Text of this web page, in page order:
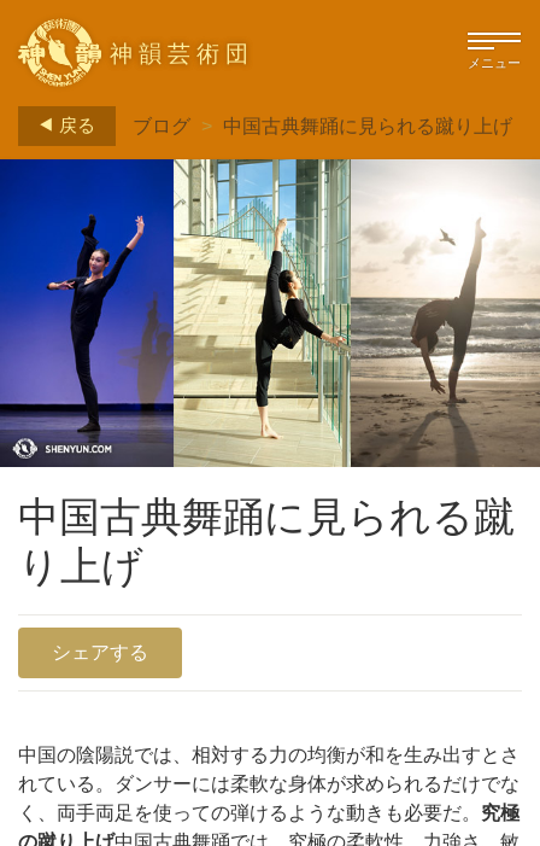
神韻芸術団 メニュー
戻る ブログ > 中国古典舞踊に見られる蹴り上げ
中国古典舞踊に見られる蹴
り上げ
シェアする
中国の陰陽説では、相対する力の均衡が和を生み出すとさ
れている。ダンサーには柔軟な身体が求められるだけでな
く、両手両足を使っての弾けるような動きも必要だ。 究極